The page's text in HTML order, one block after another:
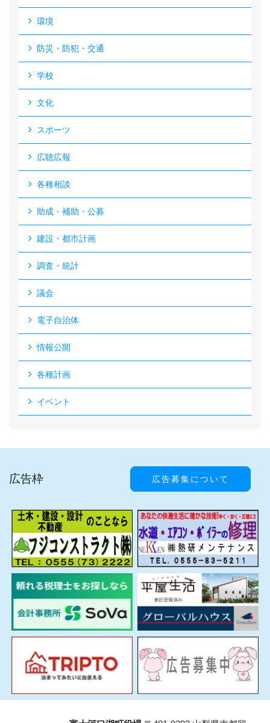
環境
防災・防犯・交通
学校
文化
スポーツ
広聴広報
各種相談
助成・補助・公募
建設・都市計画
調査・統計
議会
電子自治体
情報公開
各種計画
イベント
広告枠 広告募集について